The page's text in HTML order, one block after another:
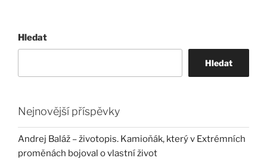
Hledat
Hledat
Nejnovější příspěvky
Andrej Baláž – životopis. Kamioňák, který v Extrémních
proměnách bojoval o vlastní život